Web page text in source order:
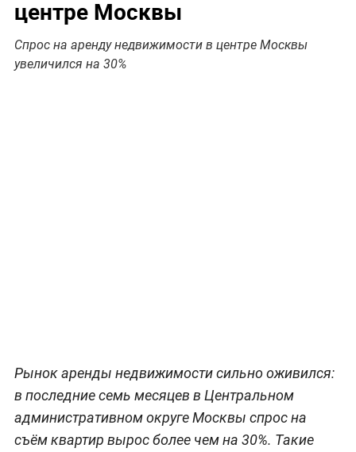
центре Москвы
Спрос на аренду недвижимости в центре Москвы
увеличился на 30%
Рынок аренды недвижимости сильно оживился:
в последние семь месяцев в Центральном
административном округе Москвы спрос на
съём квартир вырос более чем на 30%. Такие